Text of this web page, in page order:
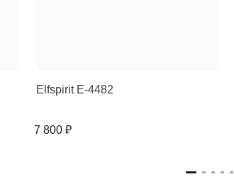
Elfspirit E-4482
7 800 ₽